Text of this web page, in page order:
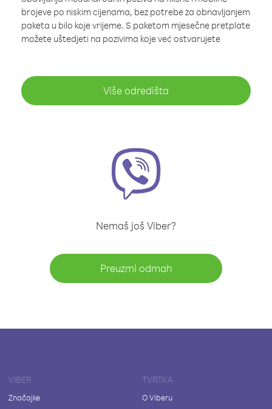
brojeve po niskim cijenama, bez potrebe za obnavljanjem
paketa u bilo koje vrijeme. S paketom mjesečne pretplate
možete uštedjeti na pozivima koje već ostvarujete
Više odredišta
Nemaš još Viber?
Preuzmi odmah
VIBER
Značajke
TVRTKA
O Viberu